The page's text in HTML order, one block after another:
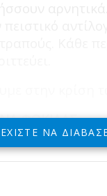
ΝΔ ΦΩΚΙΔΑΣ
ΝΑ